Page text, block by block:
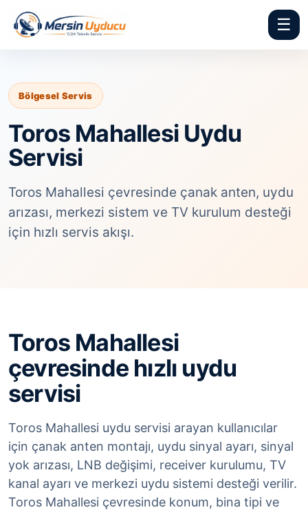
☰
Bölgesel Servis
Toros Mahallesi Uydu
Servisi
Toros Mahallesi çevresinde çanak anten, uydu
arızası, merkezi sistem ve TV kurulum desteği
için hızlı servis akışı.
Toros Mahallesi
çevresinde hızlı uydu
servisi
Toros Mahallesi uydu servisi arayan kullanıcılar
için çanak anten montajı, uydu sinyal ayarı, sinyal
yok arızası, LNB değişimi, receiver kurulumu, TV
kanal ayarı ve merkezi uydu sistemi desteği verilir.
Toros Mahallesi çevresinde konum, bina tipi ve